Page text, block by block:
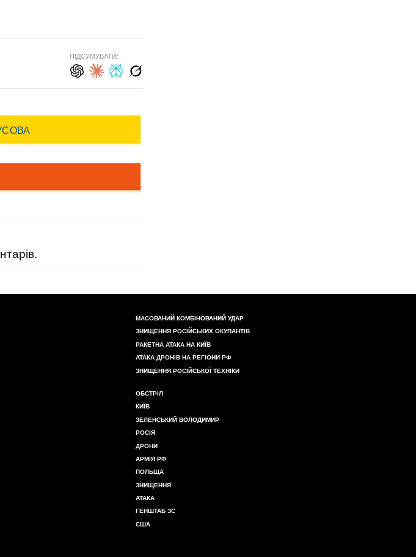
ПІДСУМУВАТИ:
МАСОВАНИЙ КОМБІНОВАНИЙ УДАР
ЗНИЩЕННЯ РОСІЙСЬКИХ ОКУПАНТІВ
РАКЕТНА АТАКА НА КИЇВ
АТАКА ДРОНІВ НА РЕГІОНИ РФ
ЗНИЩЕННЯ РОСІЙСЬКОЇ ТЕХНІКИ
ОБСТРІЛ
КИЇВ
ЗЕЛЕНСЬКИЙ ВОЛОДИМИР
РОСІЯ
ДРОНИ
АРМІЯ РФ
ПОЛЬЩА
ЗНИЩЕННЯ
АТАКА
ГЕНШТАБ ЗС
США